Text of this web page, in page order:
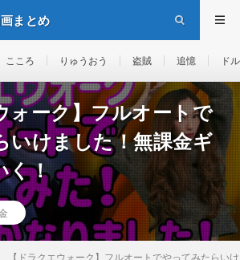
まとめ
こころ りゅうおう 盗賊 追憶 ド
ォーク】フルオートで
いけました！無課金ギ
く！
【ドラクエウォーク】フルオートでやってみたらい